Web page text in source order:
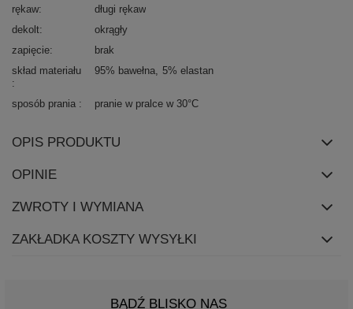
rękaw
długi rękaw
dekolt
okrągły
zapięcie
brak
skład materiału
95% bawełna 5% elastan
sposób prania pranie w pralce w 30°C
OPIS PRODUKTU
OPINIE
ZWROTY I WYMIANA
ZAKŁADKA KOSZTY WYSYŁKI
BĄDŹ BLISKO NAS